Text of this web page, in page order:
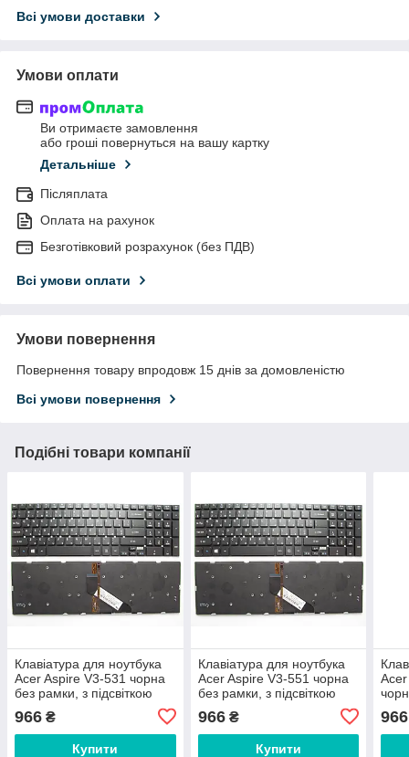
Всі умови доставки
Умови оплати
Ви отримаєте замовлення
або гроші повернуться на вашу картку
Детальніше
Післяплата
Оплата на рахунок
Безготівковий розрахунок (без ПДВ)
Всі умови оплати
Умови повернення
Повернення товару впродовж 15 днів за домовленістю
Всі умови повернення
Подібні товари компанії
Клавіатура для ноутбука
Acer Aspire V3-531 чорна
без рамки, з підсвіткою
966 ₴
Купити
Клавіатура для ноутбука
Acer Aspire V3-551 чорна
без рамки, з підсвіткою
966₴
Купити
966